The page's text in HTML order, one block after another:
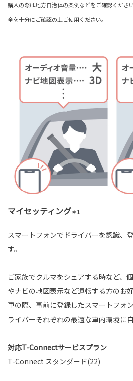
購入の際は地方自治体の条例などをご確認くだ
全を十分にご確認の上ご使用ください。
マイセッティング＊1
スマートフォンでドライバーを認識、
す。
ご家族でクルマをシェアする時など、
やナビの地図表示など運転する方のお
車の際、事前に登録したスマートフォン
ライバーそれぞれの最適な車内環境に
対応T-Connectサービスプラン
T-Connect スタンダード(22)